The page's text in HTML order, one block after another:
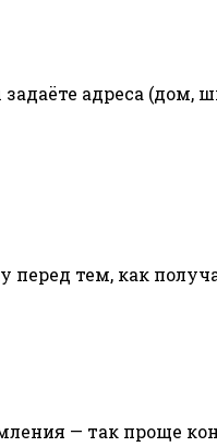
адреса
тем, как
— так проще